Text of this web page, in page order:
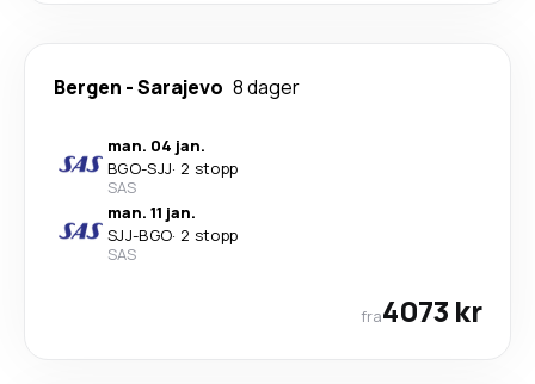
Bergen -Sarajevo 8 dager
man. 04 jan.
BGO-SJJ· 2 stopp
SAS
man. 11 jan.
SJJ-BGO· 2 stopp
SAS
fra4073 kr